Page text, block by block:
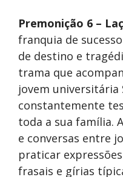
Premonição 6 –
franquia de
de destino e
trama que
jovem universitária
constantemente
toda a sua família.
e conversas entre
praticar
frasais e gírias